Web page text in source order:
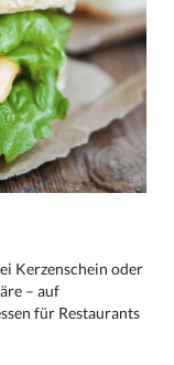
Kerzenschein oder
– auf
für Restaurants